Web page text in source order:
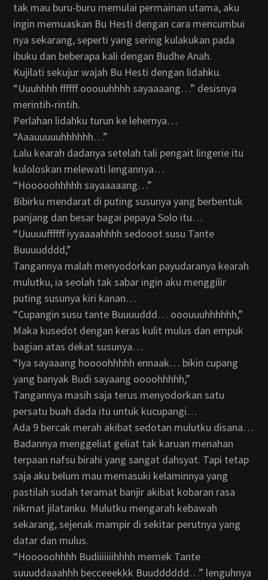
tak mau buru-buru memulai permainan utama, aku
ingin memuaskan Bu Hesti dengan cara mencumbui
nya sekarang, seperti yang sering kulakukan pada
ibuku dan beberapa kali dengan Budhe Anah.
Kujilati sekujur wajah Bu Hesti dengan lidahku.
“Uuuhhhh ffffff ooouuhhhh sayaaaang…” desisnya
merintih-rintih.
Perlahan lidahku turun ke lehernya…
“Aaauuuuuhhhhhh…”
Lalu kearah dadanya setelah tali pengait lingerie itu
kuloloskan melewati lengannya…
“Hooooohhhhh sayaaaaang…”
Bibirku mendarat di puting susunya yang berbentuk
panjang dan besar bagai pepaya Solo itu…
“Uuuuuffffff iyyaaaahhhh sedooot susu Tante
Buuuudddd,”
Tangannya malah menyodorkan payudaranya kearah
mulutku, ia seolah tak sabar ingin aku menggilir
puting susunya kiri kanan…
“Cupangin susu tante Buuuuddd… ooouuuhhhhhh,”
Maka kusedot dengan keras kulit mulus dan empuk
bagian atas dekat susunya…
“Iya sayaaang hoooohhhhh ennaak… bikin cupang
yang banyak Budi sayaang oooohhhhh,”
Tangannya masih saja terus menyodorkan satu
persatu buah dada itu untuk kucupangi…
Ada 9 bercak merah akibat sedotan mulutku disana…
Badannya menggeliat geliat tak karuan menahan
terpaan nafsu birahi yang sangat dahsyat. Tapi tetap
saja aku belum mau memasuki kelaminnya yang
pastilah sudah teramat banjir akibat kobaran rasa
nikmat jilatanku. Mulutku mengarah kebawah
sekarang, sejenak mampir di sekitar perutnya yang
datar dan mulus.
“Hooooohhhh Budiiiiiiihhhh memek Tante
suuuddaaahhh becceeekkk Buudddddd…” lenguhnya